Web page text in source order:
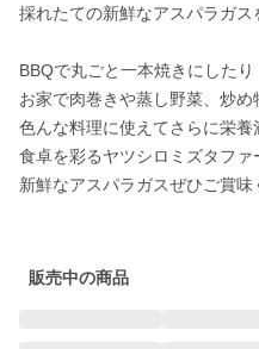
採れたての新鮮なアスパラガス
BBQで丸ごと一本焼きにしたり
お家で肉巻きや蒸し野菜、炒め
色んな料理に使えてさらに栄養
食卓を彩るヤツシロミズタファ
新鮮なアスパラガスぜひご賞味
販売中の商品